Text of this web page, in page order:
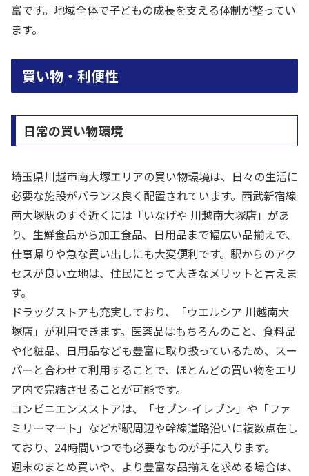
富です。地域全体で子どもの成長を支える体制が整ってい
ます。
買い物・利便性
日常の買い物環境
埼玉県川越市南大塚エリアの買い物環境は、日々の生活に
必要な施設がバランス良く配置されています。西武新宿線
南大塚駅のすぐ近くには「いなげや 川越南大塚店」があ
り、生鮮食品から加工食品、日用品まで幅広い品揃えで、
仕事帰りや急な買い出しにも大変便利です。駅からのアク
セスが良い立地は、住民にとって大きなメリットと言えま
す。
ドラッグストアも充実しており、「ウエルシア 川越南大
塚店」が利用できます。医薬品はもちろんのこと、食料品
や化粧品、日用品なども豊富に取り扱っているため、スー
パーと合わせて利用することで、ほとんどの買い物をエリ
ア内で完結させることが可能です。
コンビニエンスストアは、「セブン-イレブン」や「ファ
ミリーマート」などが駅周辺や幹線道路沿いに複数点在し
ており、24時間いつでも必要なものが手に入ります。
週末のまとめ買いや、より豊富な品揃えを求める場合は、